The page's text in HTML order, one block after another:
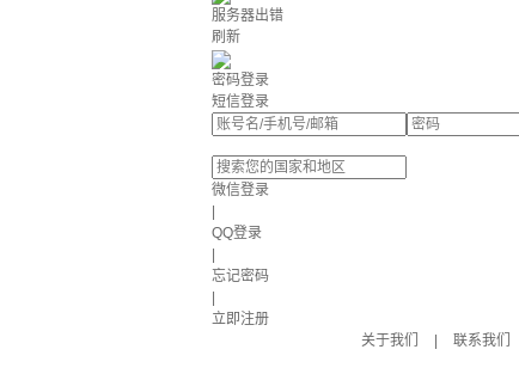
服务器出错
刷新
密码登录
短信登录
微信登录
QQ登录
忘记密码
立即注册
关于我们
联系我们